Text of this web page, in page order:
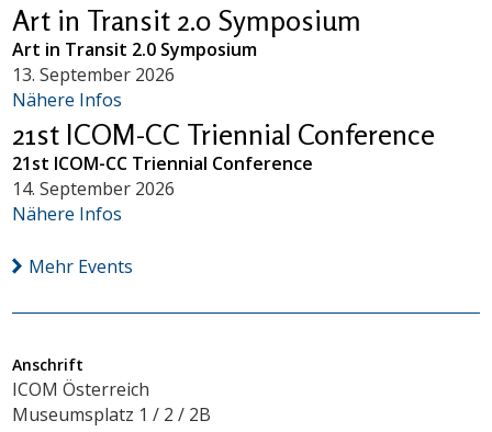
Art in Transit 2.0 Symposium
Art in Transit 2.0 Symposium
13. September 2026
Nähere Infos
21st ICOM-CC Triennial Conference
21st ICOM-CC Triennial Conference
14. September 2026
Nähere Infos
Mehr Events
Anschrift
ICOM Österreich
Museumsplatz 1 / 2 / 2B